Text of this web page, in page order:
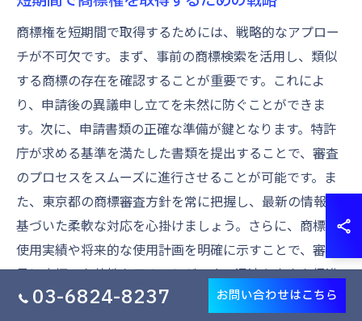
商標権を短期間で取得するためには、戦略的なアプロー
チが不可欠です。まず、事前の商標検索を活用し、類似
する商標の存在を確認することが重要です。これによ
り、申請後の異議申し立てを未然に防ぐことができま
す。次に、申請書類の正確な準備が鍵となります。特許
庁が求める基準を満たした書類を提出することで、審査
のプロセスをスムーズに進行させることが可能です。ま
た、東京都の商標審査方針を常に把握し、最新の情報に
基づいた柔軟な対応を心掛けましょう。さらに、商標の
使用実績や将来的な使用計画を明確に示すことで、審査
員に商標の有効性を示すことができ、迅速な審査を促進
します。これらの戦略を実行することで、商標権取得ま
03-6824-8237 お問い合わせはこちら